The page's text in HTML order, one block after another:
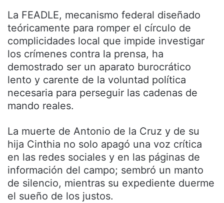
La FEADLE, mecanismo federal diseñado
teóricamente para romper el círculo de
complicidades local que impide investigar
los crímenes contra la prensa, ha
demostrado ser un aparato burocrático
lento y carente de la voluntad política
necesaria para perseguir las cadenas de
mando reales.
La muerte de Antonio de la Cruz y de su
hija Cinthia no solo apagó una voz crítica
en las redes sociales y en las páginas de
información del campo; sembró un manto
de silencio, mientras su expediente duerme
el sueño de los justos.